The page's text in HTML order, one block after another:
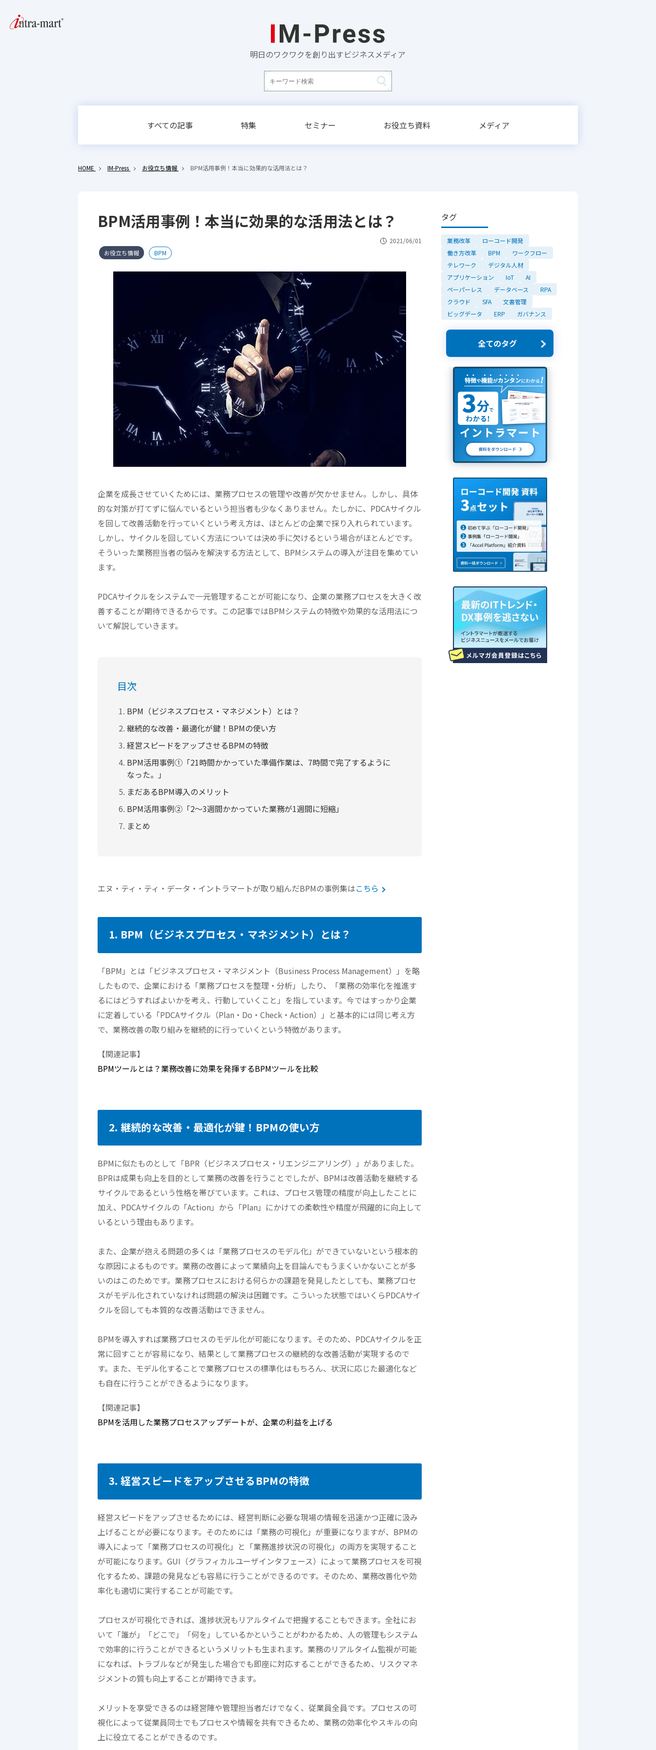
明日のワクワクを創り出すビジネスメディア
すべての記事 特集 セミナー お役立ち資料 メディア
HOME IM-Press お役立ち情報 BPM活用事例！本当に効果的な活用法とは？
BPM活用事例！本当に効果的な活用法とは？
2021/06/01
お役立ち情報
BPM
企業を成長させていくためには、業務プロセスの管理や改善が欠かせません。しかし、具体
的な対策が打てずに悩んでいるという担当者も少なくありません。たしかに、PDCAサイクル
を回して改善活動を行っていくという考え方は、ほとんどの企業で採り入れられています。
しかし、サイクルを回していく方法については決め手に欠けるという場合がほとんどです。
そういった業務担当者の悩みを解決する方法として、BPMシステムの導入が注目を集めてい
ます。
PDCAサイクルをシステムで一元管理することが可能になり、企業の業務プロセスを大きく改
善することが期待できるからです。この記事ではBPMシステムの特徴や効果的な活用法につ
いて解説していきます。
目次
BPM（ビジネスプロセス・マネジメント）とは？
継続的な改善・最適化が鍵！BPMの使い方
経営スピードをアップさせるBPMの特徴
BPM活用事例①「21時間かかっていた準備作業は、7時間で完了するように
なった。」
まだあるBPM導入のメリット
BPM活用事例②「2～3週間かかっていた業務が1週間に短縮」
まとめ
エヌ・ティ・ティ・データ・イントラマートが取り組んだBPMの事例集はこちら
1. BPM（ビジネスプロセス・マネジメント）とは？
「BPM」とは「ビジネスプロセス・マネジメント（Business Process Management）」を略
したもので、企業における「業務プロセスを整理・分析」したり、「業務の効率化を推進す
るにはどうすればよいかを考え、行動していくこと」を指しています。今ではすっかり企業
に定着している「PDCAサイクル（Plan・Do・Check・Action）」と基本的には同じ考え方
で、業務改善の取り組みを継続的に行っていくという特徴があります。
【関連記事】
BPMツールとは？業務改善に効果を発揮するBPMツールを比較
2. 継続的な改善・最適化が鍵！BPMの使い方
BPMに似たものとして「BPR（ビジネスプロセス・リエンジニアリング）」がありました。
BPRは成果も向上を目的として業務の改善を行うことでしたが、BPMは改善活動を継続する
サイクルであるという性格を帯びています。これは、プロセス管理の精度が向上したことに
加え、PDCAサイクルの「Action」から「Plan」にかけての柔軟性や精度が飛躍的に向上して
いるという理由もあります。
また、企業が抱える問題の多くは「業務プロセスのモデル化」ができていないという根本的
な原因によるものです。業務の改善によって業績向上を目論んでもうまくいかないことが多
いのはこのためです。業務プロセスにおける何らかの課題を発見したとしても、業務プロセ
スがモデル化されていなければ問題の解決は困難です。こういった状態ではいくらPDCAサイ
クルを回しても本質的な改善活動はできません。
BPMを導入すれば業務プロセスのモデル化が可能になります。そのため、PDCAサイクルを正
常に回すことが容易になり、結果として業務プロセスの継続的な改善活動が実現するので
す。また、モデル化することで業務プロセスの標準化はもちろん、状況に応じた最適化など
も自在に行うことができるようになります。
【関連記事】
BPMを活用した業務プロセスアップデートが、企業の利益を上げる
3. 経営スピードをアップさせるBPMの特徴
経営スピードをアップさせるためには、経営判断に必要な現場の情報を迅速かつ正確に汲み
上げることが必要になります。そのためには「業務の可視化」が重要になりますが、BPMの
導入によって「業務プロセスの可視化」と「業務進捗状況の可視化」の両方を実現すること
が可能になります。GUI（グラフィカルユーザインタフェース）によって業務プロセスを可視
化するため、課題の発見なども容易に行うことができるのです。そのため、業務改善化や効
率化も適切に実行することが可能です。
プロセスが可視化できれば、進捗状況もリアルタイムで把握することもできます。全社にお
いて「誰が」「どこで」「何を」しているかということがわかるため、人の管理もシステム
で効率的に行うことができるというメリットも生まれます。業務のリアルタイム監視が可能
になれば、トラブルなどが発生した場合でも即座に対応することができるため、リスクマネ
ジメントの質も向上することが期待できます。
メリットを享受できるのは経営陣や管理担当者だけでなく、従業員全員です。プロセスの可
視化によって従業員同士でもプロセスや情報を共有できるため、業務の効率化やスキルの向
上に役立てることができるのです。
タグ
業務改革
ローコード開発
働き方改革
BPM
ワークフロー
テレワーク
デジタル人材
アプリケーション
IoT
AI
ペーパーレス
データベース
RPA
クラウド
SFA
文書管理
ビッグデータ
ERP ガバナンス
全てのタグ